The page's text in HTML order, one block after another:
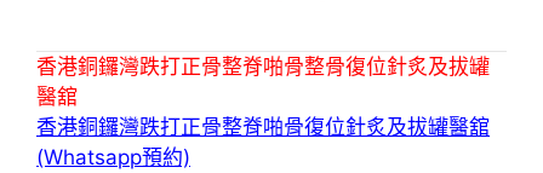
香港銅鑼灣跌打正骨整脊啪骨整骨復位針炙及拔罐
醫舘
香港銅鑼灣跌打正骨整脊啪骨復位針炙及拔罐醫舘
(Whatsapp預約)